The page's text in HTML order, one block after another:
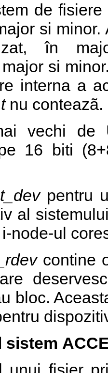
de
si
în
si
interna a
nu conteazã.
vechi de
16 biti
pentru
al
node-ul
contine
bloc.
sistem